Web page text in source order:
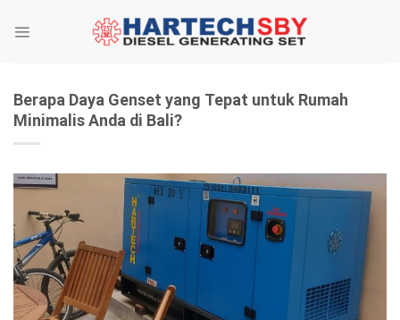
Berapa Daya Genset yang Tepat untuk Rumah
Minimalis Anda di Bali?